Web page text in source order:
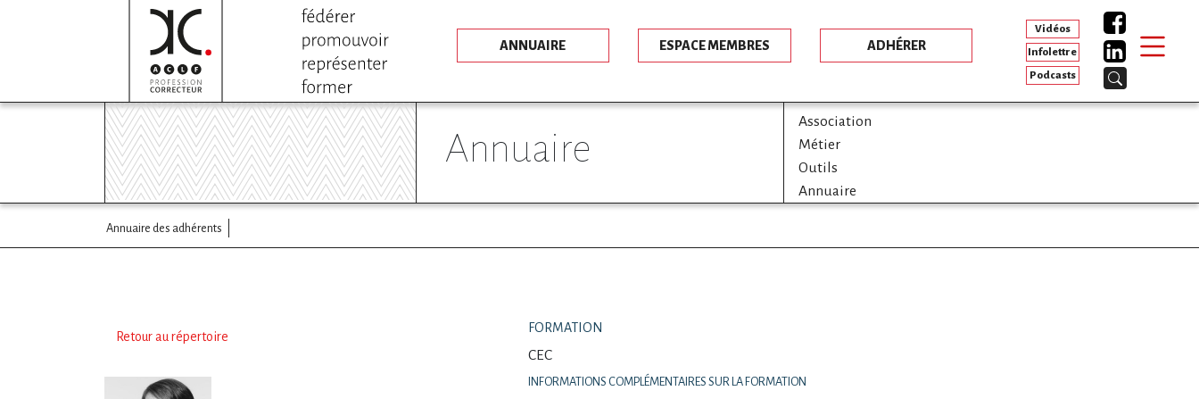
ANNUAIRE ESPACE MEMBRES ADHÉRER
Vidéos
Infolettre
Podcasts
annuaire
Association
Métier
Outils
Annuaire
Annuaire des adhérents
Retour au répertoire
FORMATION
CEC
INFORMATIONS COMPLÉMENTAIRES SUR LA FORMATION